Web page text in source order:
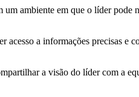
ambiente em que o líder
a informações precisas
a visão do líder com a